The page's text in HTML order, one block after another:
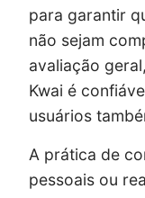
para garantir
não sejam
avaliação
Kwai é
usuários
A prática de
pessoais ou